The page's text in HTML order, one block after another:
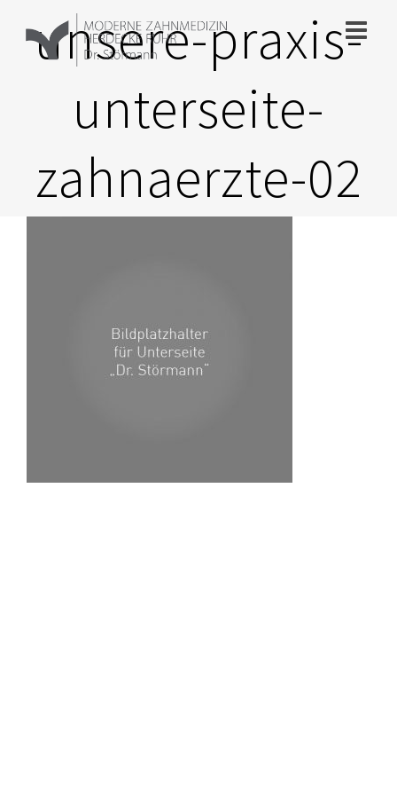
Inhalt
springenunsere-praxis-
unterseite-
zahnaerzte-02